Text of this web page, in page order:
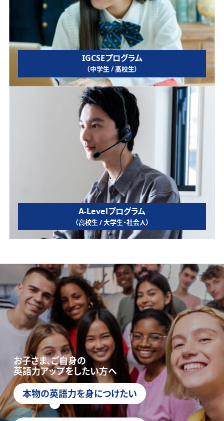
IGCSEプログラム
（中学生 / 高校生）
A-Levelプログラム
（高校生 / 大学生・社会人）
お子さま、ご自身の
英語力アップをしたい方へ
本物の英語力を身につけたい